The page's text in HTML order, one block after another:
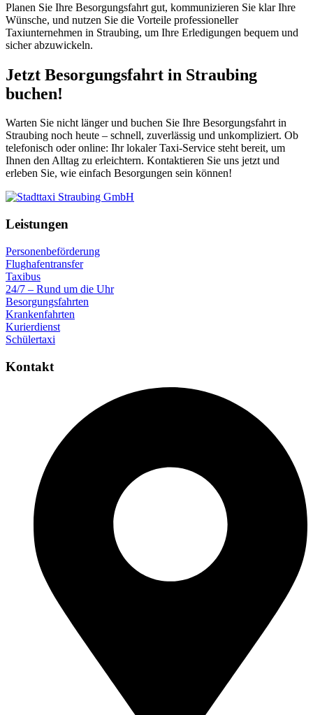
Planen Sie Ihre Besorgungsfahrt gut, kommunizieren Sie klar Ihre
Wünsche, und nutzen Sie die Vorteile professioneller
Taxiunternehmen in Straubing, um Ihre Erledigungen bequem und
sicher abzuwickeln.
Jetzt Besorgungsfahrt in Straubing
buchen!
Warten Sie nicht länger und buchen Sie Ihre Besorgungsfahrt in
Straubing noch heute – schnell, zuverlässig und unkompliziert. Ob
telefonisch oder online: Ihr lokaler Taxi-Service steht bereit, um
Ihnen den Alltag zu erleichtern. Kontaktieren Sie uns jetzt und
erleben Sie, wie einfach Besorgungen sein können!
Leistungen
Personenbeförderung
Flughafentransfer
Taxibus
24/7 – Rund um die Uhr
Besorgungsfahrten
Krankenfahrten
Kurierdienst
Schülertaxi
Kontakt